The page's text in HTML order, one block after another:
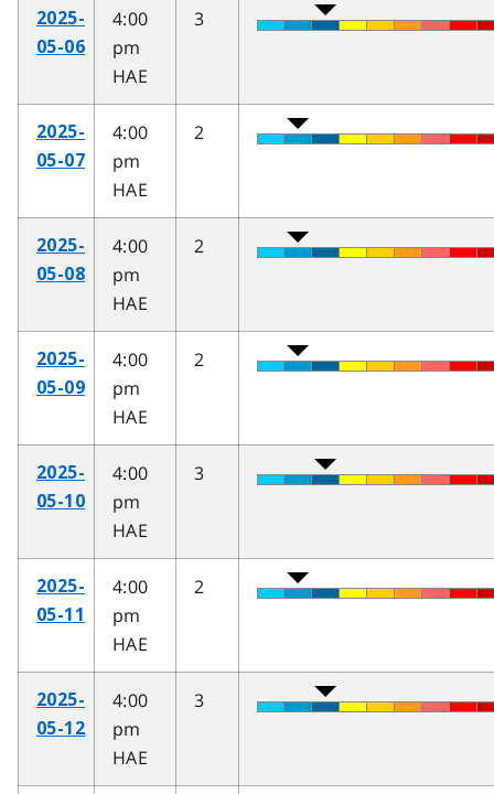
2025-
05-06
4:00
pm
HAE
3
2025-
05-07
4:00
pm
HAE
2
2025-
05-08
4:00
pm
HAE
2
2025-
05-09
4:00
pm
HAE
2
2025-
05-10
4:00
pm
HAE
3
2025-
05-11
4:00
pm
HAE
2
2025-
05-12
4:00
pm
HAE
3